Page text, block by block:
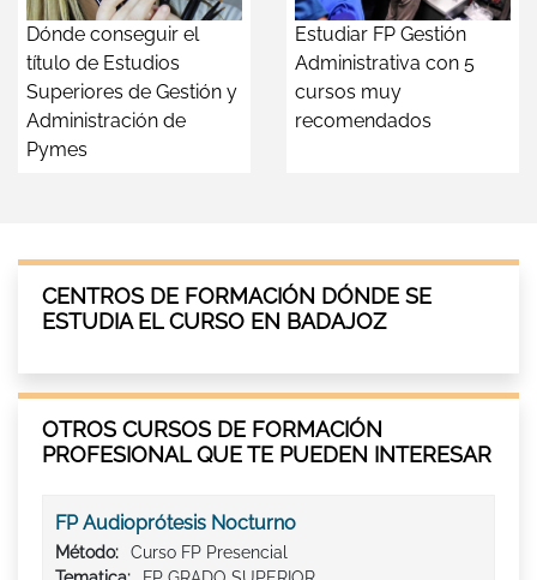
Dónde conseguir el
título de Estudios
Superiores de Gestión y
Administración de
Pymes
Estudiar FP Gestión
Administrativa con 5
cursos muy
recomendados
CENTROS DE FORMACIÓN DÓNDE SE
ESTUDIA EL CURSO EN BADAJOZ
OTROS CURSOS DE FORMACIÓN
PROFESIONAL QUE TE PUEDEN INTERESAR
FP Audioprótesis Nocturno
Método:
Curso FP Presencial